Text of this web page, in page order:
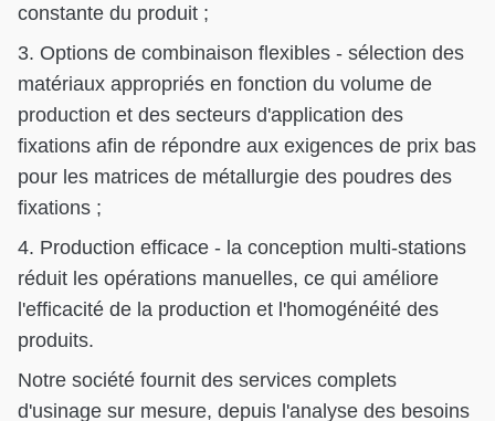
constante du produit ;
3. Options de combinaison flexibles - sélection des
matériaux appropriés en fonction du volume de
production et des secteurs d'application des
fixations afin de répondre aux exigences de prix bas
pour les matrices de métallurgie des poudres des
fixations ;
4. Production efficace - la conception multi-stations
réduit les opérations manuelles, ce qui améliore
l'efficacité de la production et l'homogénéité des
produits.
Notre société fournit des services complets
d'usinage sur mesure, depuis l'analyse des besoins